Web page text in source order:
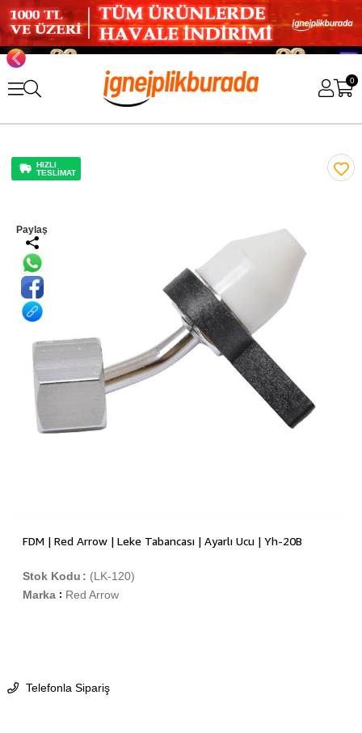
0
HIZLI
TESLİMAT
Paylaş
FDM | Red Arrow | Leke Tabancası | Ayarlı Ucu | Yh-20B
(LK-120)
Stok Kodu
Marka : Red Arrow
Telefonla Sipariş